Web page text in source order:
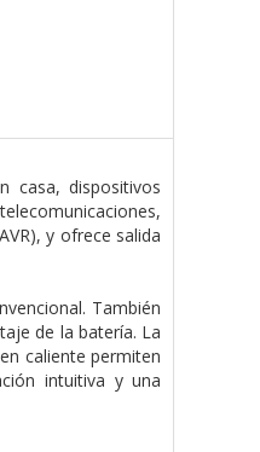
casa, dispositivos
y ofrece salida
También
de la batería. La
caliente permiten
intuitiva y una